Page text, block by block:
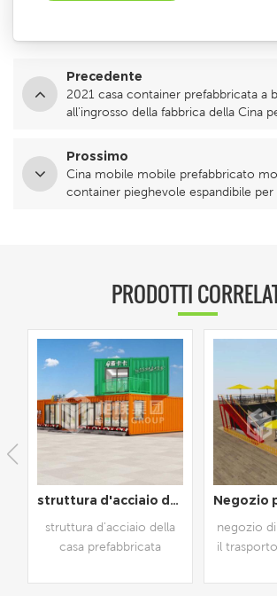
Precedente
2021 casa container prefabbricata a
all'ingrosso della fabbrica della Cina
Prossimo
Cina mobile mobile prefabbricato
container pieghevole espandibile
PRODOTTI
Negozio prefabbricato per container da 20 piedi e 40 piedi
negozio di container per
il trasporto commerciale
le caratteristiche robuste
uso